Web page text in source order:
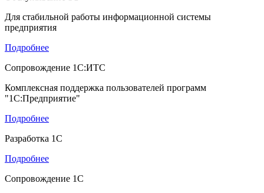
Для стабильной работы информационной системы
предприятия
Подробнее
Сопровождение 1С:ИТС
Комплексная поддержка пользователей программ
"1С:Предприятие"
Подробнее
Разработка 1С
Подробнее
Сопровождение 1С